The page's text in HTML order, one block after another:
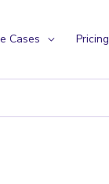
Cases Pricing